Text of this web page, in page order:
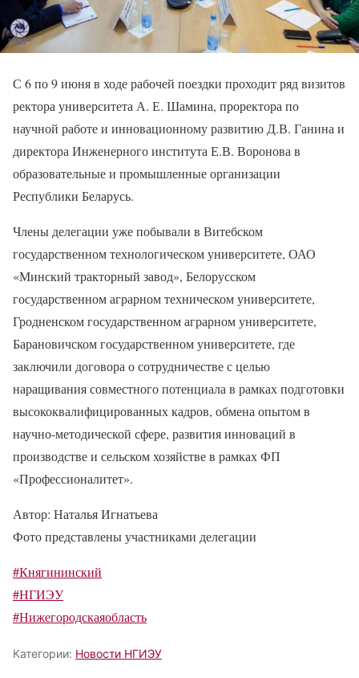
С 6 по 9 июня в ходе рабочей поездки проходит ряд визитов
ректора университета А. Е. Шамина, проректора по
научной работе и инновационному развитию Д.В. Ганина и
директора Инженерного института Е.В. Воронова в
образовательные и промышленные организации
Республики Беларусь.
Члены делегации уже побывали в Витебском
государственном технологическом университете, ОАО
«Минский тракторный завод», Белорусском
государственном аграрном техническом университете,
Гродненском государственном аграрном университете,
Барановичском государственном университете, где
заключили договора о сотрудничестве с целью
наращивания совместного потенциала в рамках подготовки
высококвалифицированных кадров, обмена опытом в
научно-методической сфере, развития инноваций в
производстве и сельском хозяйстве в рамках ФП
«Профессионалитет».
Автор: Наталья Игнатьева
Фото представлены участниками делегации
#Княгининский
#НГИЭУ
#Нижегородскаяобласть
Категории: Новости НГИЭУ